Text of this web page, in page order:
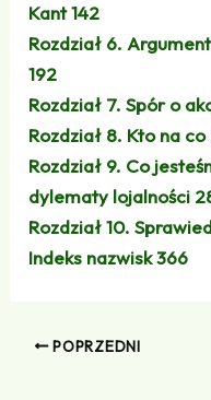
Kant142
Rozdział 6.
192
Rozdział 7. Spór o
Rozdział 8. Kto na
Rozdział 9. Co
dylematy lojalności
Rozdział 10.
Indeks nazwisk366
POPRZEDNI